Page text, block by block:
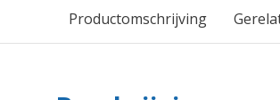
Productomschrijving